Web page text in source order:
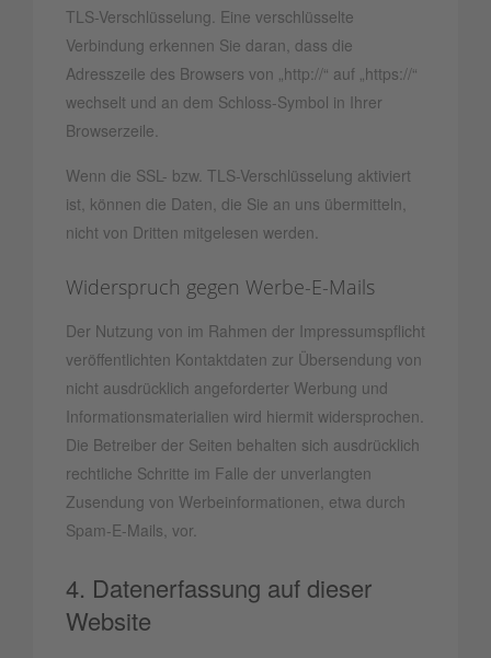
TLS-Verschlüsselung. Eine verschlüsselte
Verbindung erkennen Sie daran, dass die
Adresszeile des Browsers von „http://“ auf „https://“
wechselt und an dem Schloss-Symbol in Ihrer
Browserzeile.
Wenn die SSL- bzw. TLS-Verschlüsselung aktiviert
ist, können die Daten, die Sie an uns übermitteln,
nicht von Dritten mitgelesen werden.
Widerspruch gegen Werbe-E-Mails
Der Nutzung von im Rahmen der Impressumspflicht
veröffentlichten Kontaktdaten zur Übersendung von
nicht ausdrücklich angeforderter Werbung und
Informationsmaterialien wird hiermit widersprochen.
Die Betreiber der Seiten behalten sich ausdrücklich
rechtliche Schritte im Falle der unverlangten
Zusendung von Werbeinformationen, etwa durch
Spam-E-Mails, vor.
4. Datenerfassung auf dieser
Website